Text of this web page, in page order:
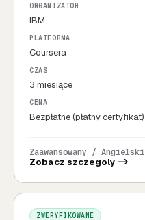
ORGANIZATOR
IBM
PLATFORMA
Coursera
CZAS
3 miesiące
CENA
Bezpłatne (płatny certyfikat)
Zaawansowany / Angielski
Zobacz szczegoly ->
ZWERYFIKOWANE